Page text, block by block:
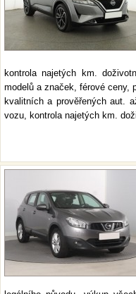
kontrola najetých km.
modelů a značek, férové ceny,
kvalitních a prověřených aut.
vozu, kontrola najetých km.